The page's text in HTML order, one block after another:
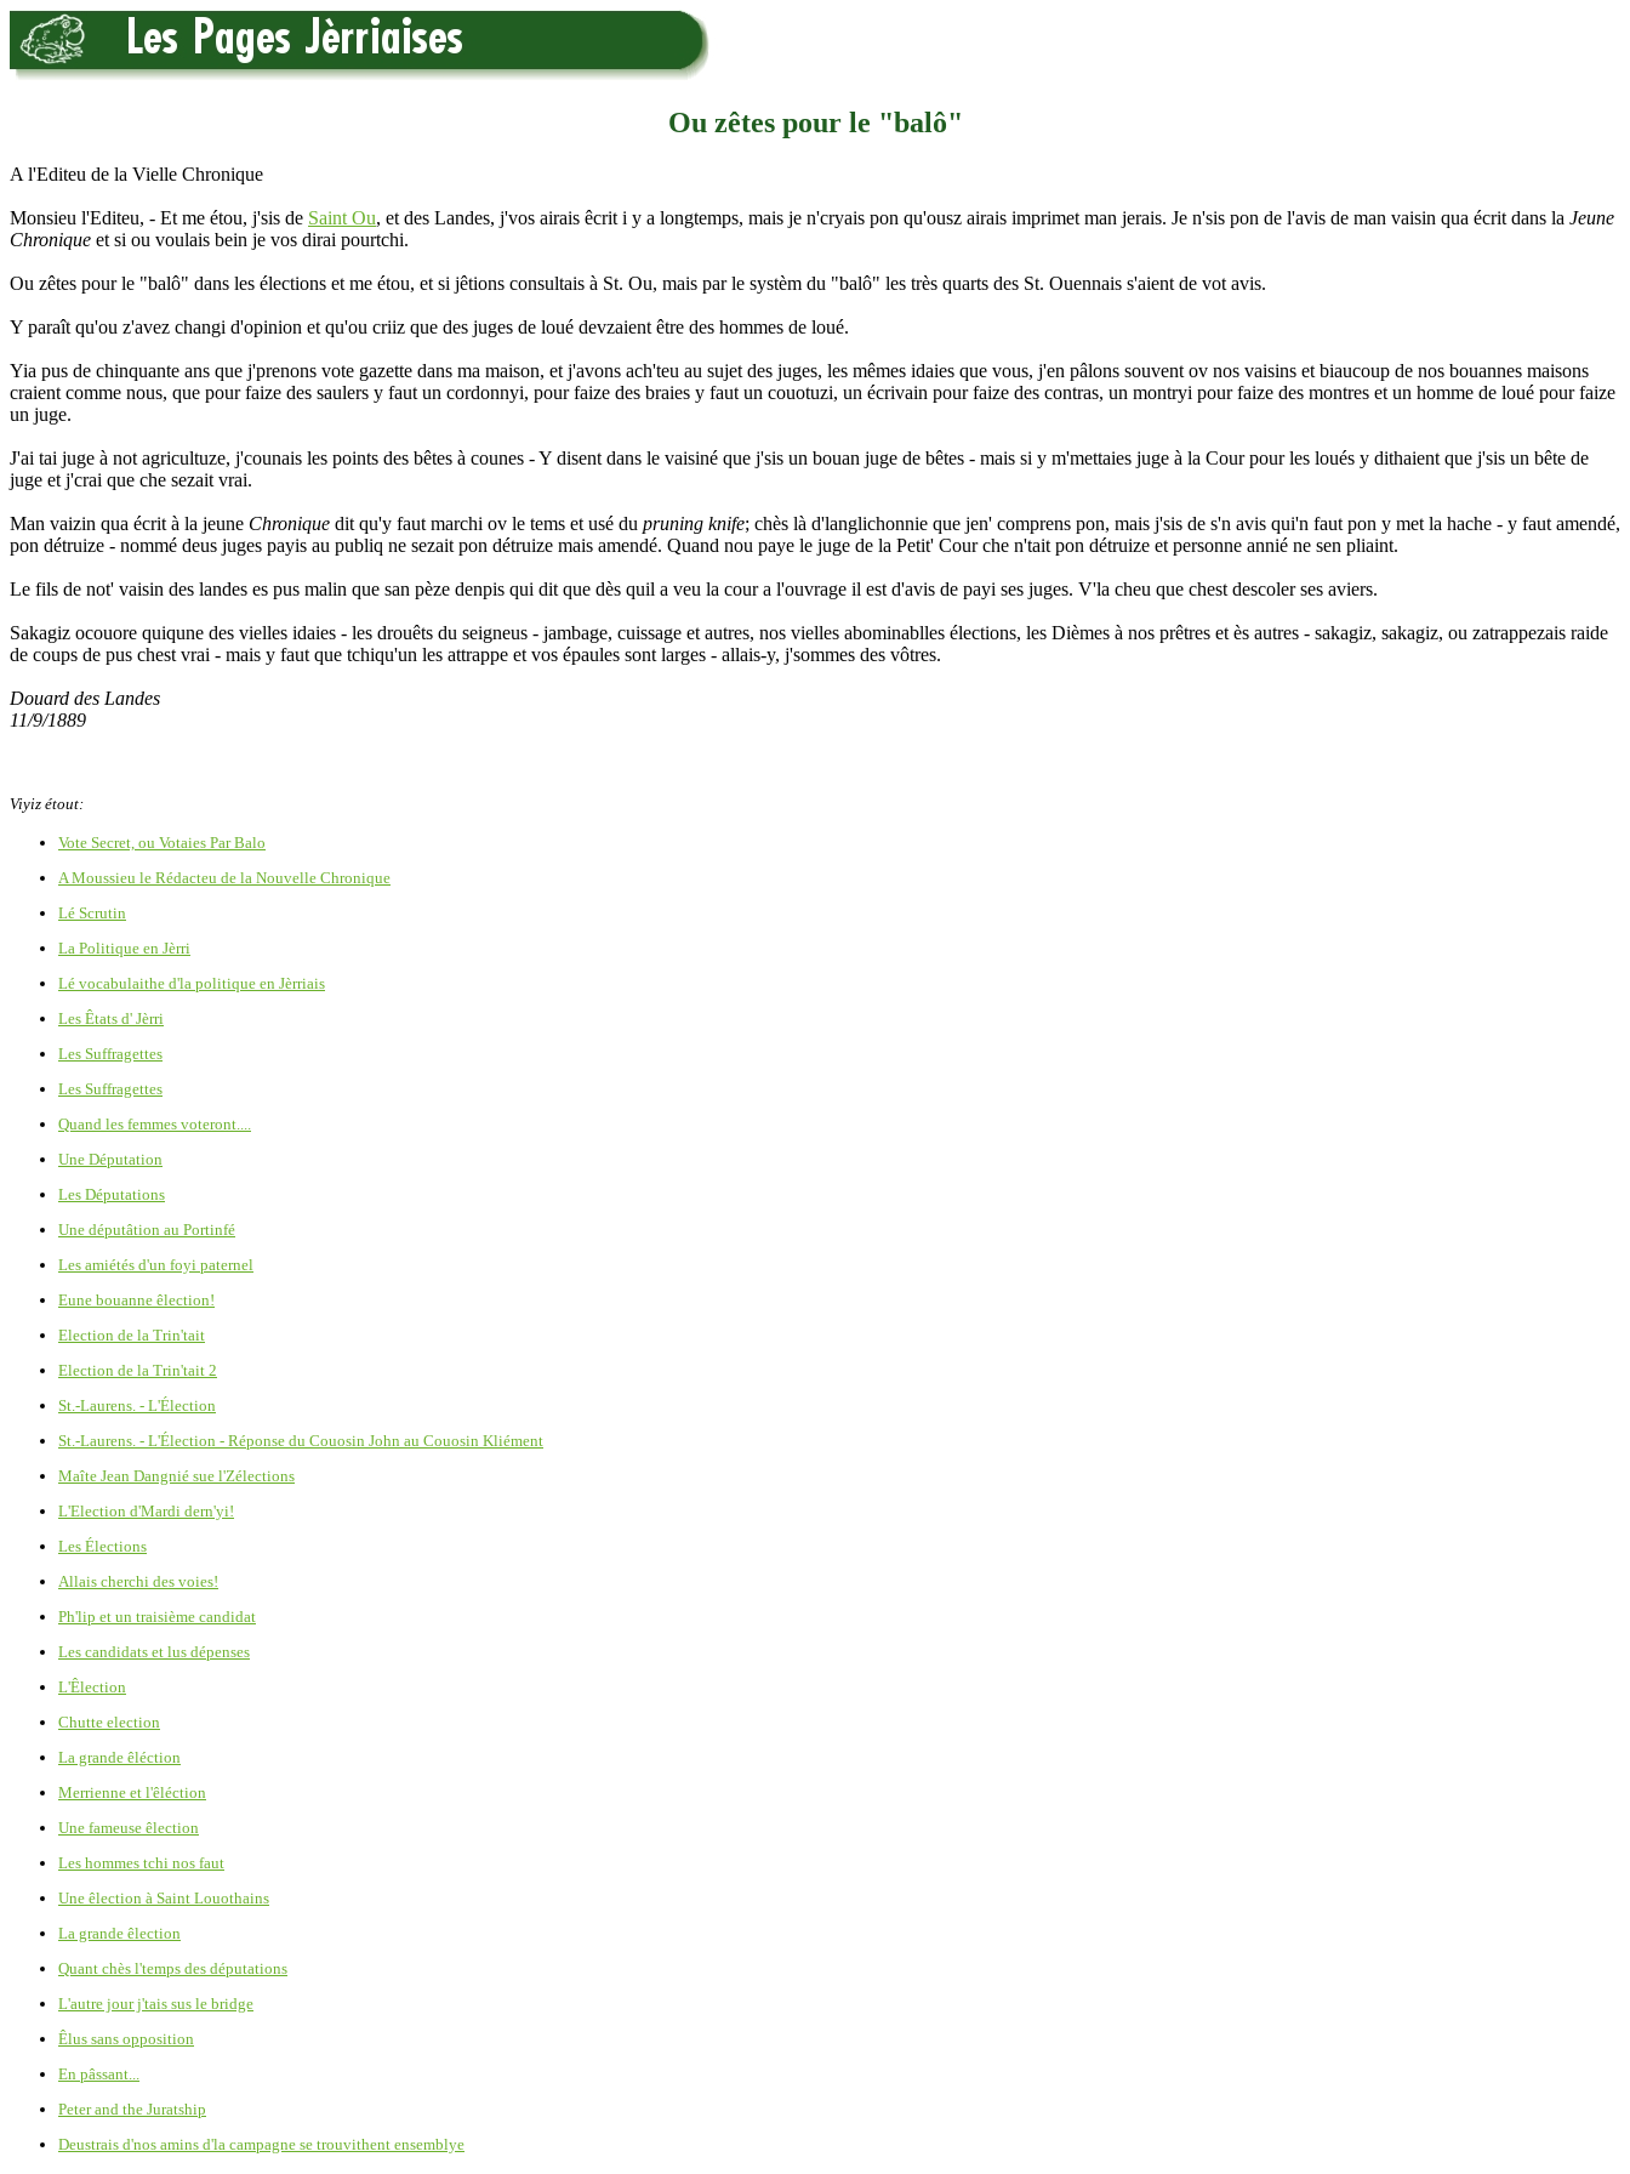
Ou zêtes pour le "balô"
A l'Editeu de la Vielle Chronique
Monsieu l'Editeu, - Et me étou, j'sis de Saint Ou, et des Landes, j'vos airais êcrit i y a longtemps, mais je n'cryais pon qu'ousz airais imprimet man jerais. Je n'sis pon de l'avis de man vaisin qua écrit dans la Jeune
Chronique et si ou voulais bein je vos dirai pourtchi.
Ou zêtes pour le "balô" dans les élections et me étou, et si jêtions consultais à St. Ou, mais par le systèm du "balô" les très quarts des St. Ouennais s'aient de vot avis.
Y paraît qu'ou z'avez changi d'opinion et qu'ou criiz que des juges de loué devzaient être des hommes de loué.
Yia pus de chinquante ans que j'prenons vote gazette dans ma maison, et j'avons ach'teu au sujet des juges, les mêmes idaies que vous, j'en pâlons souvent ov nos vaisins et biaucoup de nos bouannes maisons
craient comme nous, que pour faize des saulers y faut un cordonnyi, pour faize des braies y faut un couotuzi, un écrivain pour faize des contras, un montryi pour faize des montres et un homme de loué pour faize
un juge.
J'ai tai juge à not agricultuze, j'counais les points des bêtes à counes - Y disent dans le vaisiné que j'sis un bouan juge de bêtes - mais si y m'mettaies juge à la Cour pour les loués y dithaient que j'sis un bête de
juge et j'crai que che sezait vrai.
Man vaizin qua écrit à la jeune Chronique dit qu'y faut marchi ov le tems et usé du pruning knife; chès là d'langlichonnie que jen' comprens pon, mais j'sis de s'n avis qui'n faut pon y met la hache - y faut amendé,
pon détruize - nommé deus juges payis au publiq ne sezait pon détruize mais amendé. Quand nou paye le juge de la Petit' Cour che n'tait pon détruize et personne annié ne sen pliaint.
Le fils de not' vaisin des landes es pus malin que san pèze denpis qui dit que dès quil a veu la cour a l'ouvrage il est d'avis de payi ses juges. V'la cheu que chest descoler ses aviers.
Sakagiz ocouore quiqune des vielles idaies - les drouêts du seigneus - jambage, cuissage et autres, nos vielles abominablles élections, les Dièmes à nos prêtres et ès autres - sakagiz, sakagiz, ou zatrappezais raide
de coups de pus chest vrai - mais y faut que tchiqu'un les attrappe et vos épaules sont larges - allais-y, j'sommes des vôtres.
Douard des Landes
11/9/1889
Viyiz étout:
Vote Secret, ou Votaies Par Balo
A Moussieu le Rédacteu de la Nouvelle Chronique
Lé Scrutin
La Politique en Jèrri
Lé vocabulaithe d'la politique en Jèrriais
Les Êtats d' Jèrri
Les Suffragettes
Les Suffragettes
Quand les femmes voteront....
Une Députation
Les Députations
Une députâtion au Portinfé
Les amiétés d'un foyi paternel
Eune bouanne êlection!
Election de la Trin'tait
Election de la Trin'tait 2
St.-Laurens. - L'Élection
St.-Laurens. - L'Élection - Réponse du Couosin John au Couosin Kliément
Maîte Jean Dangnié sue l'Zélections
L'Election d'Mardi dern'yi!
Les Élections
Allais cherchi des voies!
Ph'lip et un traisième candidat
Les candidats et lus dépenses
L'Êlection
Chutte election
La grande êléction
Merrienne et l'êléction
Une fameuse êlection
Les hommes tchi nos faut
Une êlection à Saint Louothains
La grande êlection
Quant chès l'temps des députations
L'autre jour j'tais sus le bridge
Êlus sans opposition
En pâssant...
Peter and the Juratship
Deustrais d'nos amins d'la campagne se trouvithent ensemblye